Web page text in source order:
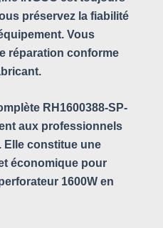
préservez la fiabilité
Vous
réparation conforme
RH1600388-SP-
aux professionnels
Elle constitue une
économique pour
1600W en